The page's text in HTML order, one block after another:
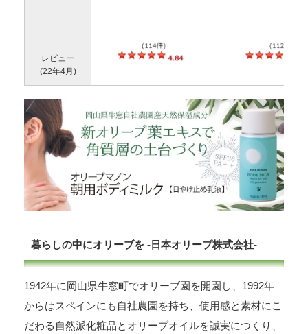
レビュー
(22年4月)
暮らしの中にオリーブを -日本オリーブ株式会社-
1942年に岡山県牛窓町でオリーブ園を開園し、1992年
からはスペインにも自社農園を持ち、使用感と素材にこ
だわる自然派化粧品とオリーブオイルを誠実につくり、